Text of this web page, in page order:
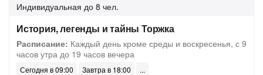
Индивидуальная до 8 чел.
История, легенды и тайны Торжка
Расписание: Каждый день кроме среды и воскресенья, с 9
часов утра до 19 часов вечера
Сегодня в 09:00 Завтра в 18:00